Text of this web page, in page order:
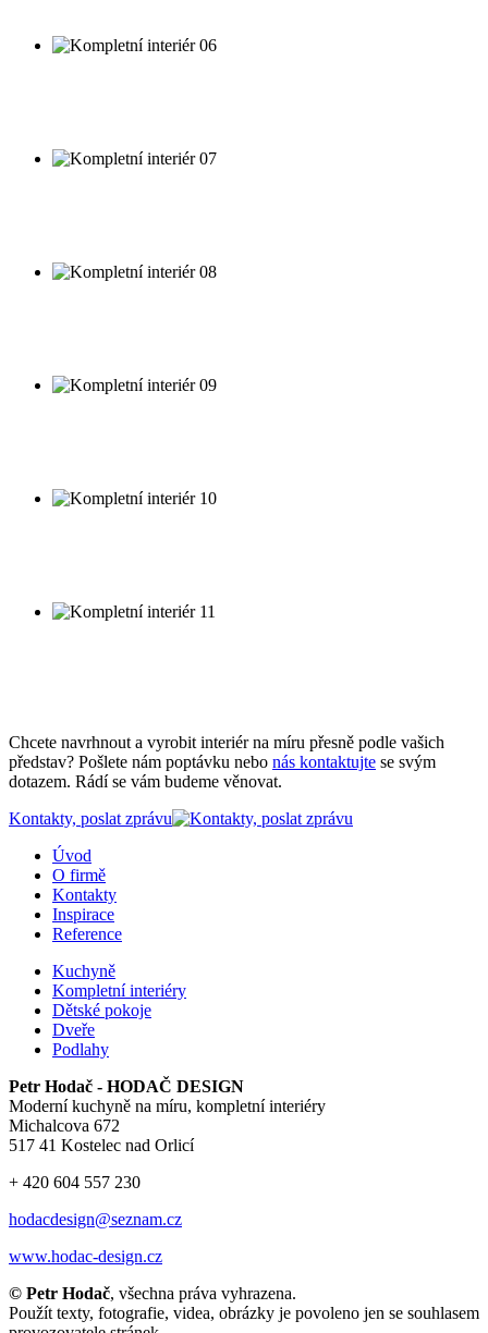
Chcete navrhnout a vyrobit interiér na míru přesně podle vašich
představ? Pošlete nám poptávku nebo nás kontaktujte se svým
dotazem. Rádí se vám budeme věnovat.
Kontakty, poslat zprávu
Úvod
O firmě
Kontakty
Inspirace
Reference
Kuchyně
Kompletní interiéry
Dětské pokoje
Dveře
Podlahy
Petr Hodač - HODAČ DESIGN
Moderní kuchyně na míru, kompletní interiéry
Michalcova 672
517 41 Kostelec nad Orlicí
+ 420 604 557 230
hodacdesign@seznam.cz
www.hodac-design.cz
© Petr Hodač, všechna práva vyhrazena.
Použít texty, fotografie, videa, obrázky je povoleno jen se souhlasem